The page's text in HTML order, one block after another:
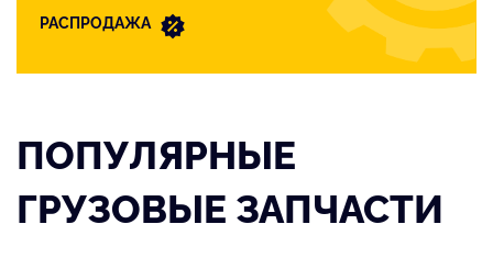
РАСПРОДАЖА
ПОПУЛЯРНЫЕ
ГРУЗОВЫЕ ЗАПЧАСТИ